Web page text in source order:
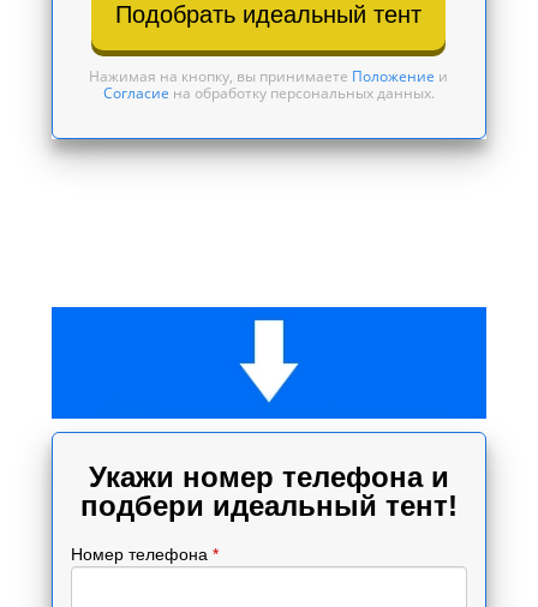
Подобрать идеальный тент
Нажимая на кнопку, вы принимаете Положение и
Согласие на обработку персональных данных.
Укажи номер телефона и
подбери идеальный тент!
Номер телефона *